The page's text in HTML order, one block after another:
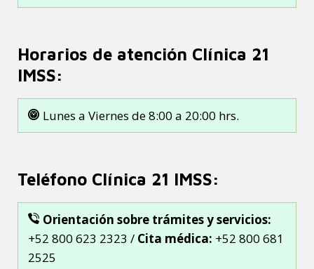
Horarios de atención Clínica 21
IMSS:
Lunes a Viernes de 8:00 a 20:00 hrs.
Teléfono Clínica 21 IMSS:
Orientación sobre trámites y servicios:
+52 800 623 2323 / Cita médica: +52 800 681
2525